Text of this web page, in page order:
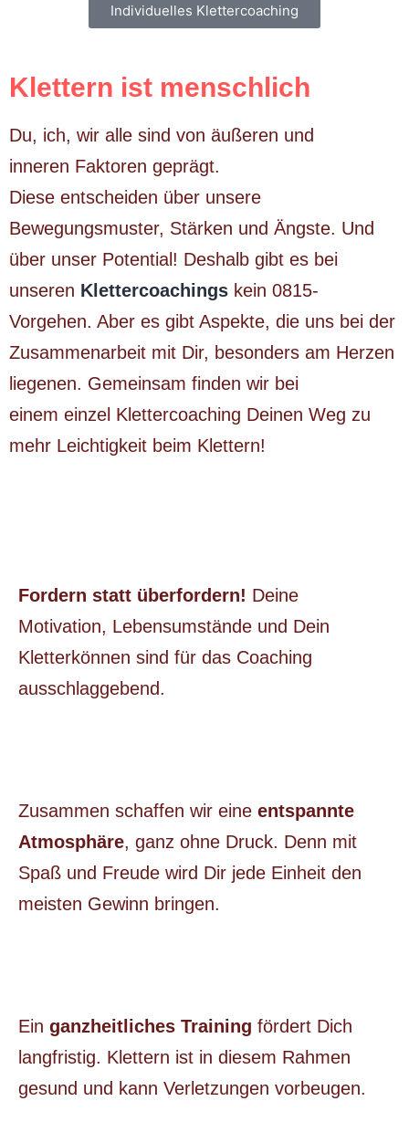
Individuelles Klettercoaching
Klettern ist menschlich
Du, ich, wir alle sind von äußeren und
inneren Faktoren geprägt.
Diese entscheiden über unsere
Bewegungsmuster, Stärken und Ängste. Und
über unser Potential! Deshalb gibt es bei
unseren Klettercoachings kein 0815-
Vorgehen. Aber es gibt Aspekte, die uns bei der
Zusammenarbeit mit Dir, besonders am Herzen
liegenen. Gemeinsam finden wir bei
einem einzel Klettercoaching Deinen Weg zu
mehr Leichtigkeit beim Klettern!
Fordern statt überfordern! Deine
Motivation, Lebensumstände und Dein
Kletterkönnen sind für das Coaching
ausschlaggebend.
Zusammen schaffen wir eine entspannte
Atmosphäre, ganz ohne Druck. Denn mit
Spaß und Freude wird Dir jede Einheit den
meisten Gewinn bringen.
Ein ganzheitliches Training fördert Dich
langfristig. Klettern ist in diesem Rahmen
gesund und kann Verletzungen vorbeugen.